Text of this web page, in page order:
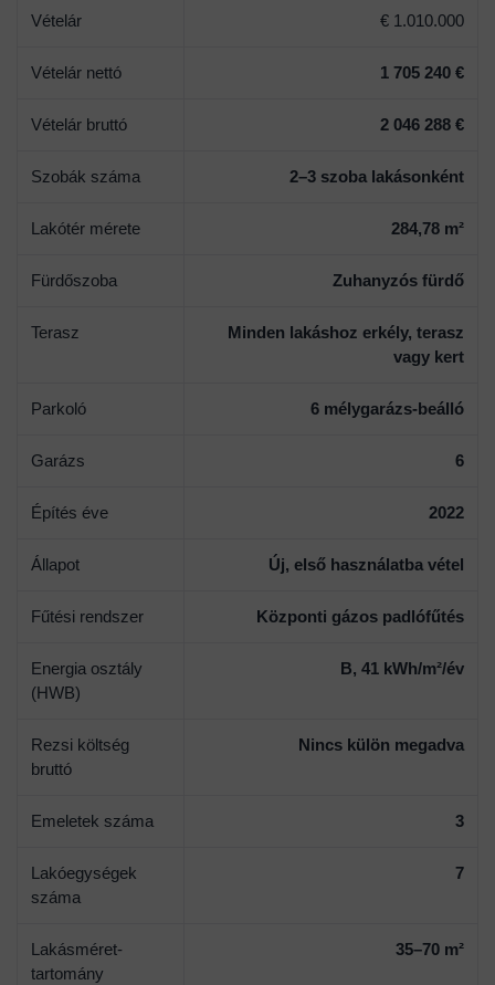
Vételár € 1.010.000
Vételár nettó 1 705 240 €
Vételár bruttó 2 046 288 €
Szobák száma 2–3 szoba lakásonként
Lakótér mérete 284,78 m²
Fürdőszoba Zuhanyzós fürdő
Terasz
Minden lakáshoz erkély, terasz
vagy kert
Parkoló 6 mélygarázs-beálló
Garázs 6
Építés éve 2022
Állapot Új, első használatba vétel
Fűtési rendszer Központi gázos padlófűtés
Energia osztály
(HWB)
B, 41 kWh/m²/év
Rezsi költség
bruttó
Nincs külön megadva
Emeletek száma 3
Lakóegységek
száma
7
Lakásméret-
tartomány
35–70 m²